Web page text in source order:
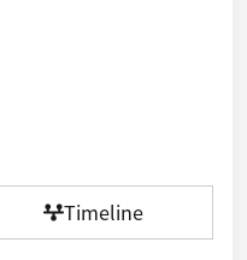
Timeline